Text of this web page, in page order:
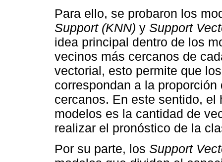
Para ello, se probaron los
Support (KNN) y Support
idea principal dentro de los
vecinos más cercanos de
vectorial, esto permite que
correspondan a la
cercanos. En este sentido,
modelos es la cantidad de
realizar el pronóstico de la
Por su parte, los Support